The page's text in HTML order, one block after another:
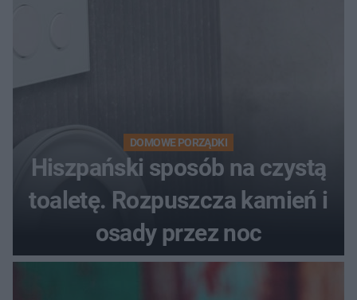
DOMOWE PORZĄDKI
Hiszpański sposób na czystą
toaletę. Rozpuszcza kamień i
osady przez noc